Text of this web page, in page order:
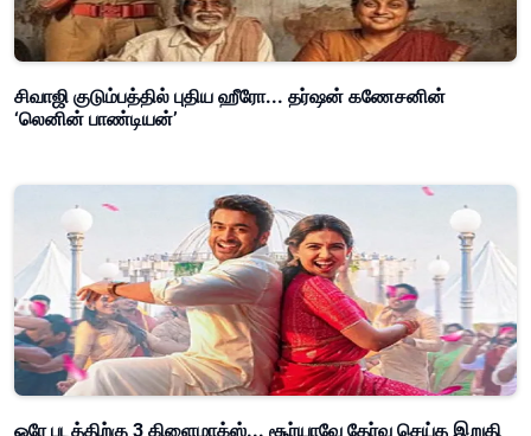
சிவாஜி குடும்பத்தில் புதிய ஹீரோ... தர்ஷன் கணேசனின்
‘லெனின் பாண்டியன்’
ஒரே படத்திற்கு 3 கிளைமாக்ஸ்... சூர்யாவே தேர்வு செய்த இறுதி